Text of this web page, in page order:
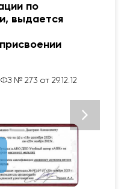
учетом
единую форму